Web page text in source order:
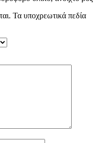
Τα υποχρεωτικά πεδία